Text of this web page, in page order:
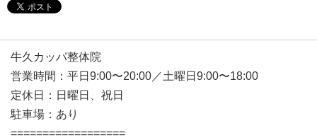
牛久カッパ整体院
営業時間：平日9:00〜20:00／土曜日9:00〜18:00
定休日：日曜日、祝日
駐車場：あり
==================